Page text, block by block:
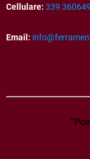
Cellulare: 339
Email: